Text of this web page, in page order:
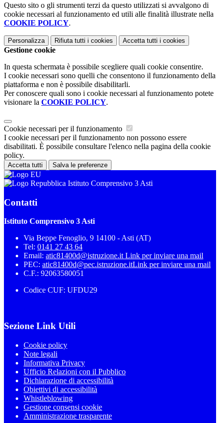
Questo sito o gli strumenti terzi da questo utilizzati si avvalgono di
cookie necessari al funzionamento ed utili alle finalità illustrate nella
COOKIE POLICY.
Personalizza Rifiuta tutti i cookies Accetta tutti i cookies
Gestione cookie
In questa schermata è possibile scegliere quali cookie consentire.
I cookie necessari sono quelli che consentono il funzionamento della
piattaforma e non è possibile disabilitarli.
Per conoscere quali sono i cookie necessari al funzionamento potete
visionare la COOKIE POLICY.
Cookie necessari per il funzionamento
I cookie necessari per il funzionamento non possono essere
disabilitati. È possibile consultare l'elenco nella pagina della cookie
policy.
Accetta tutti Salva le preferenze
Istituto Comprensivo 3 Asti
Contatti
Istituto Comprensivo 3 Asti
Via Beppe Fenoglio, 9 14100 - Asti (AT)
Tel: 0141 27 43 64
Email: atic81400d@istruzione.it Link per inviare una mail
PEC: atic81400d@pec.istruzione.itLink per inviare una mail
C.F.: 92063580051
Codice CUF: UFDU29
Sezione Link Utili
Cookie policy
Note legali
Informativa Privacy
Ufficio Relazioni con il Pubblico
Dichiarazione di accessibilità
Obiettivi di accessibilità
Whistleblowing
Gestione consensi cookie
Amministrazione trasparente